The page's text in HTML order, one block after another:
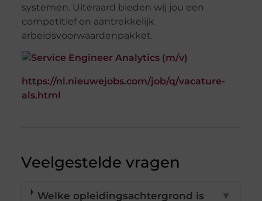
systemen. Uiteraard bieden wij jou een
competitief en aantrekkelijk
arbeidsvoorwaardenpakket.
https://nl.nieuwejobs.com/job/q/vacature-
als.html
Veelgestelde vragen
Welke opleidingsachtergrond is ▼